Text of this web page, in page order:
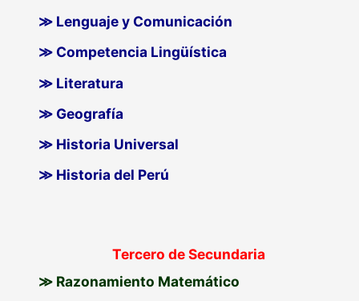
≫ Lenguaje y Comunicación
≫ Competencia Lingüística
≫ Literatura
≫ Geografía
≫ Historia Universal
≫ Historia del Perú
Tercero de Secundaria
≫ Razonamiento Matemático